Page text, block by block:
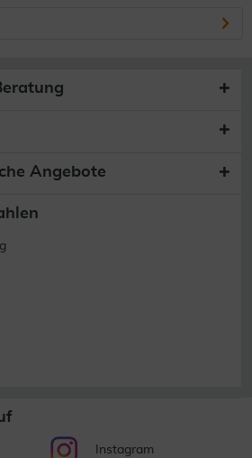
Angebote
Instagram